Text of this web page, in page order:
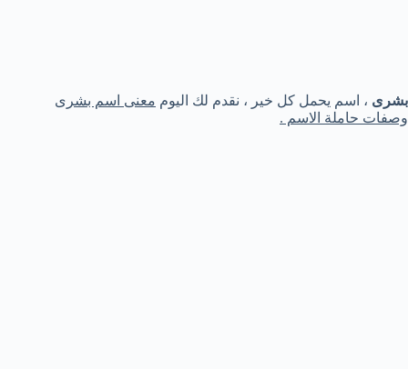
بشرى ، اسم يحمل كل خير ، نقدم لك اليوم معنى اسم بشرى
وصفات حاملة الاسم .